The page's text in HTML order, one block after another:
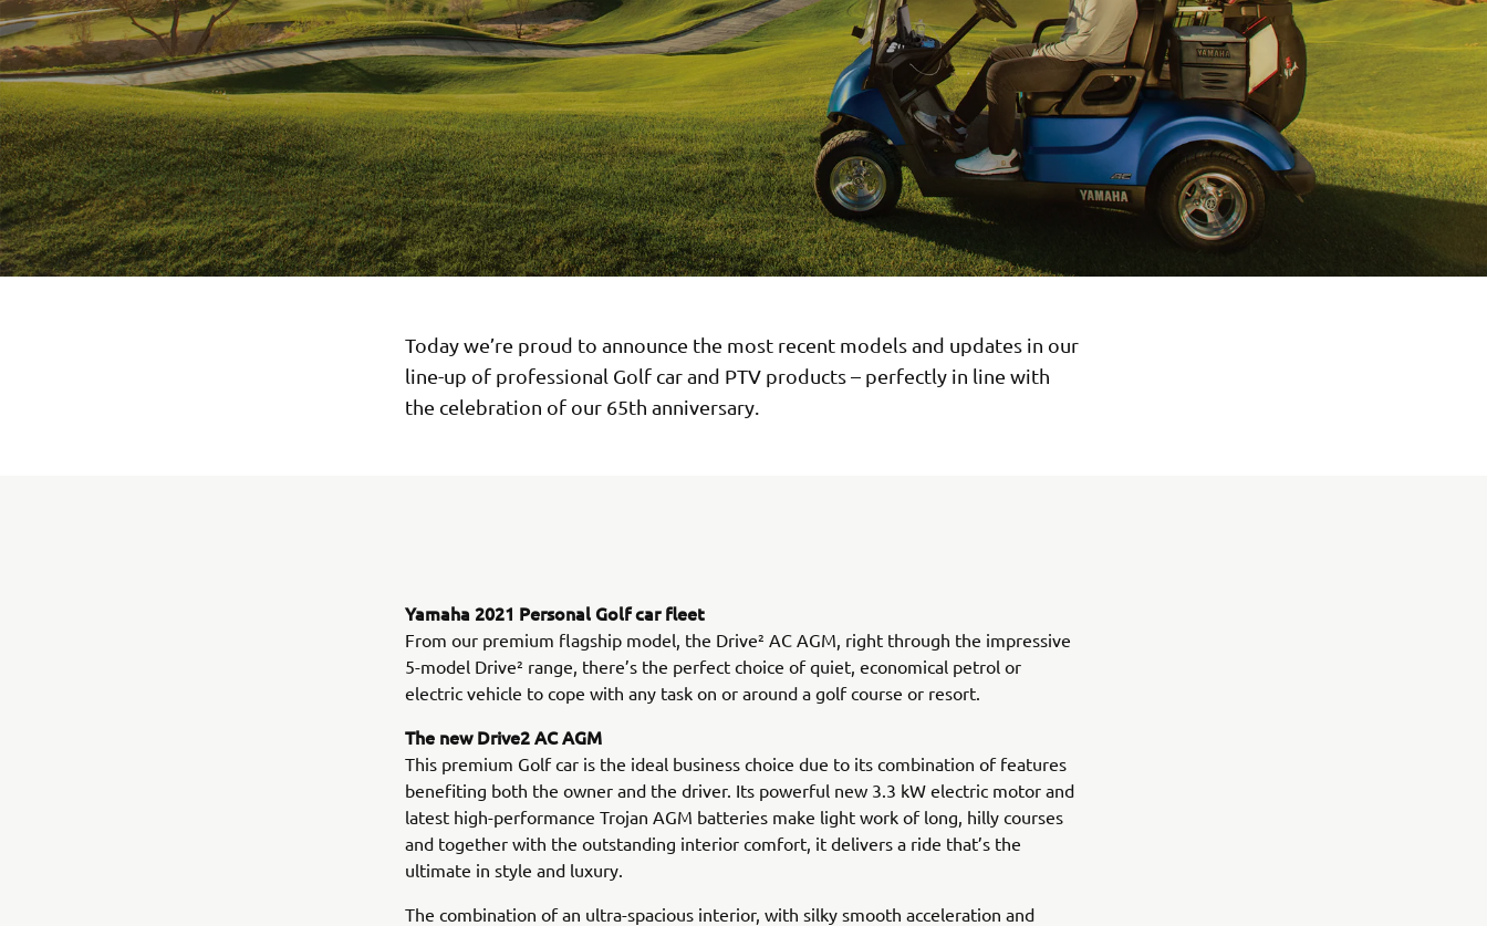
Today we’re proud to announce the most recent models and updates in our
line-up of professional Golf car and PTV products – perfectly in line with
the celebration of our 65th anniversary.
Yamaha 2021 Personal Golf car fleet
From our premium flagship model, the Drive² AC AGM, right through the impressive
5-model Drive² range, there’s the perfect choice of quiet, economical petrol or
electric vehicle to cope with any task on or around a golf course or resort.
The new Drive2 AC AGM
This premium Golf car is the ideal business choice due to its combination of features
benefiting both the owner and the driver. Its powerful new 3.3 kW electric motor and
latest high-performance Trojan AGM batteries make light work of long, hilly courses
and together with the outstanding interior comfort, it delivers a ride that’s the
ultimate in style and luxury.
The combination of an ultra-spacious interior, with silky smooth acceleration and